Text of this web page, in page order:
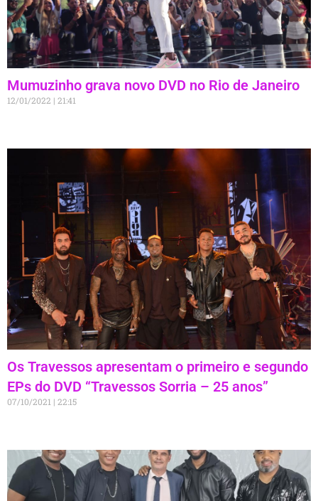
Mumuzinho grava novo DVD no Rio de Janeiro
12/01/2022 21:41
Os Travessos apresentam o primeiro e segundo
EPs do DVD “Travessos Sorria – 25 anos”
07/10/2021 22:15